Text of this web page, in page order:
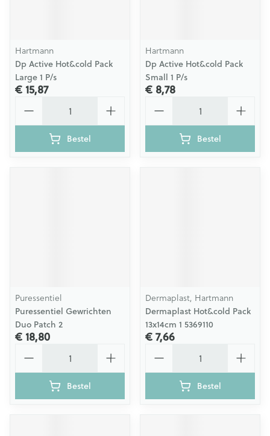
Hartmann
Dp Active Hot&cold Pack
Large 1 P/s
€ 15,87
Bestel
Hartmann
Dp Active Hot&cold Pack
Small 1 P/s
€ 8,78
Bestel
Puressentiel
Puressentiel Gewrichten
Duo Patch 2
€ 18,80
Bestel
Dermaplast, Hartmann
Dermaplast Hot&cold Pack
13x14cm 1 5369110
€ 7,66
Bestel